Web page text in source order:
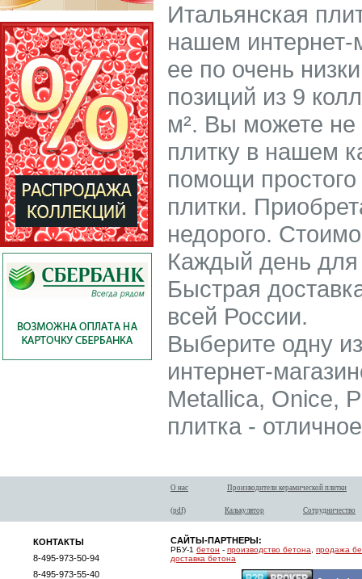
Итальянская
нашем интернет-
ее по очень
позиций из 9
м². Вы можете не
плитку в нашем
помощи простого
плитки.
недорого.
Каждый день для
Быстрая
всей России.
Выберите одну
интернет-
Metallica, Onice,
плитка -
О нас Производители керамической плитки
(pdf) Калькулятор Сотрудничество
КОНТАКТЫ
8-495-973-50-94
8-495-973-55-40
САЙТЫ-ПАРТНЕРЫ:
РБУ-1 бетон - производство бетона
продажа
доставка бетона